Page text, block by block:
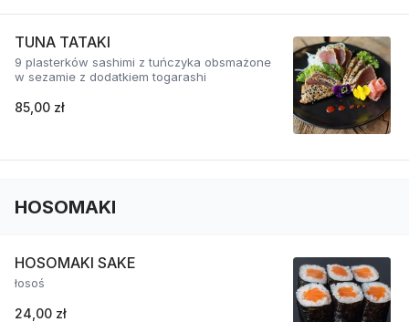
TUNA TATAKI
9 plasterków sashimi z tuńczyka obsmażone
w sezamie z dodatkiem togarashi
85,00 zł
HOSOMAKI
HOSOMAKI SAKE
łosoś
24,00 zł